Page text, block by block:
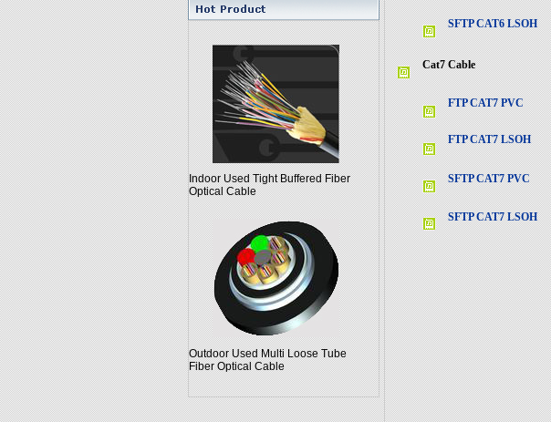
Indoor Used Tight Buffered Fiber
Optical Cable
Outdoor Used Multi Loose Tube
Fiber Optical Cable
SFTP CAT6 LSOH
Cat7 Cable
FTP CAT7 PVC
FTP CAT7 LSOH
SFTP CAT7 PVC
SFTP CAT7 LSOH